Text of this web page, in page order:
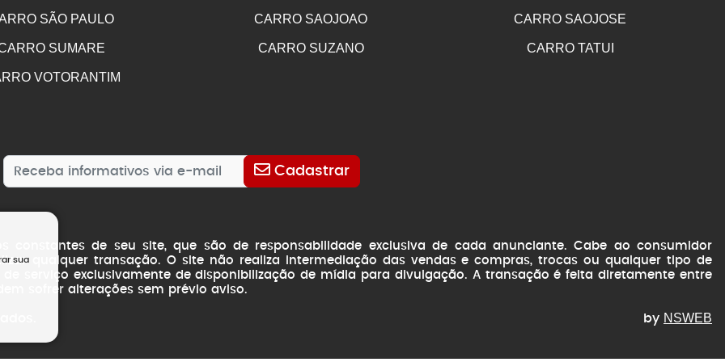
SÃO PAULO CARRO SAOJOAO CARRO SAOJOSE
SUMARE CARRO SUZANO CARRO TATUI
VOTORANTIM
Cadastrar
constantes de seu site, que são de responsabilidade exclusiva de cada anunciante. Cabe ao consumidor
qualquer transação. O site não realiza intermediação das vendas e compras, trocas ou qualquer tipo de
serviço exclusivamente de disponibilização de mídia para divulgação. A transação é feita diretamente entre
sofrer alterações sem prévio aviso.
by NSWEB
sua